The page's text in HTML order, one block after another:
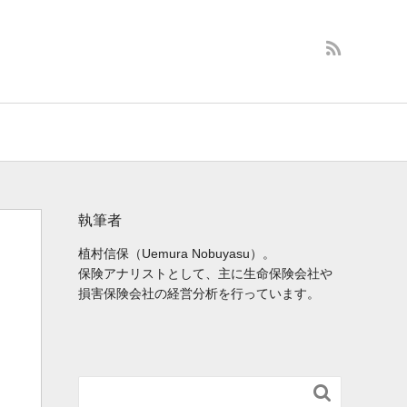
執筆者
植村信保（Uemura Nobuyasu）。
保険アナリストとして、主に生命保険会社や
損害保険会社の経営分析を行っています。
